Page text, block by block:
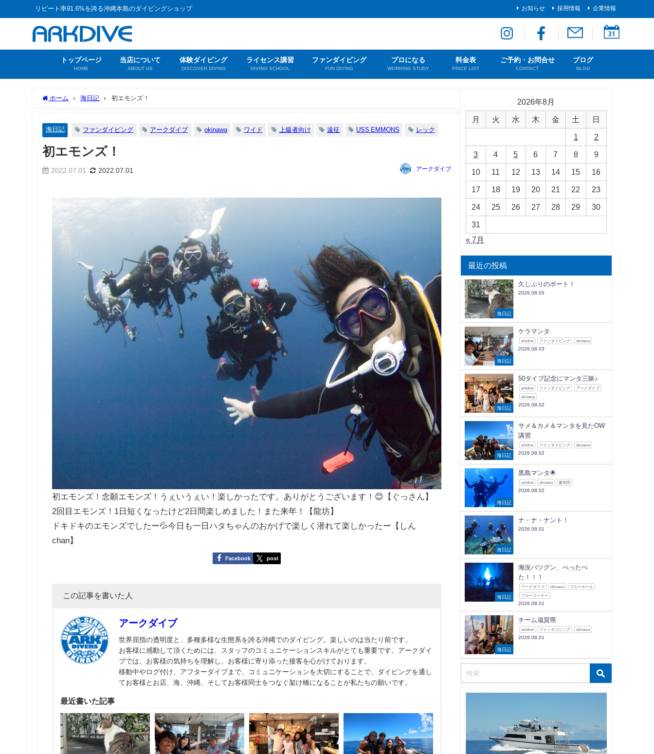
リピート率91.6%を誇る沖縄本島のダイビングショップ お知らせ 採用情報 企業情報
トップページ
HOME
当店について
ABOUT US
体験ダイビング
DISCOVER DIVING
ライセンス講習
DIVING SCHOOL
ファンダイビング
FUN DIVING
プロになる
WORKING STUDY
料金表
PRICE LIST
ご予約・お問合せ
CONTACT
ブログ
BLOG
ホーム 海日記 初エモンズ！
海日記 ファンダイビング アークダイブ okinawa ワイド 上級者向け 遠征 USS EMMONS レック
初エモンズ！
2022.07.01 2022.07.01 アークダイブ
初エモンズ！念願エモンズ！うぇいうぇい！楽しかったです。ありがとうございます！😊【ぐっさん】
2回目エモンズ！1日短くなったけど2日間楽しめました！また来年！【龍坊】
ドキドキのエモンズでしたー💦今日も一日ハタちゃんのおかげで楽しく潜れて楽しかったー【しん
chan】
Facebook post
この記事を書いた人
アークダイブ
世界屈指の透明度と、多種多様な生態系を誇る沖縄でのダイビング。楽しいのは当たり前です。
お客様に感動して頂くためには、スタッフのコミュニケーションスキルがとても重要です。アークダイ
ブでは、お客様の気持ちを理解し、お客様に寄り添った接客を心がけております。
移動中やログ付け、アフターダイブまで、コミュニケーションを大切にすることで、ダイビングを通し
てお客様とお店、海、沖縄、そしてお客様同士をつなぐ架け橋になることが私たちの願いです。
最近書いた記事
2026年8月
月 火 水 木 金 土 日
1 2
3 4 5 6 7 8 9
10 11 12 13 14 15 16
17 18 19 20 21 22 23
24 25 26 27 28 29 30
31
« 7月
最近の投稿
海日記
久しぶりのボート！
2026.08.05
海日記
ケラマンタ
arkdive ファンダイビング okinawa
2026.08.03
海日記
50ダイブ記念にマンタ三昧♪
arkdive ファンダイビング アークダイブ
okinawa
2026.08.02
海日記
サメ＆カメ＆マンタを見たOW
講習
arkdive ファンダイビング okinawa
2026.08.02
海日記
黒島マンタ🌟
arkdive okinawa 慶良間
2026.08.02
海日記
ナ・ナ・ナント！
2026.08.01
海日記
海況バツグン、べったべ
た！！！
アークダイブ okinawa ブルーホール
ブルーコーナー
2026.08.01
海日記
チーム滋賀県
arkdive ファンダイビング okinawa
2026.08.01